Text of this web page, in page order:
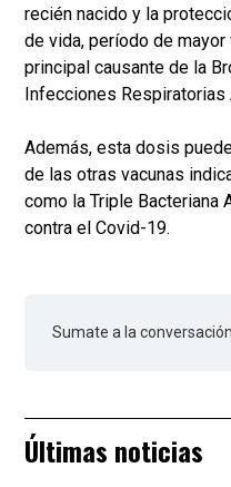
recién nacido y la
de vida, período de
principal causante de la
Infecciones Respiratorias
Además, esta dosis
de las otras vacunas
como la Triple Bacteriana
contra el Covid-19.
Sumate a la conversación.
Últimas noticias